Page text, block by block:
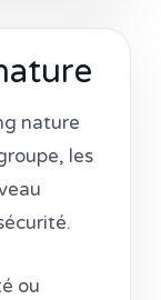
nature
les
ou